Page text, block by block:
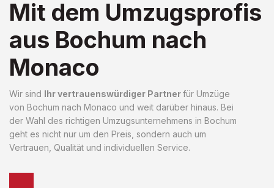
Mit dem Umzugsprofis
aus Bochum nach
Monaco
Wir sind Ihr vertrauenswürdiger Partnerfür Umzüge
von Bochum nach Monaco und weit darüber hinaus. Bei
der Wahl des richtigen Umzugsunternehmens in Bochum
geht es nicht nur um den Preis, sondern auch um
Vertrauen, Qualität und individuellen Service.